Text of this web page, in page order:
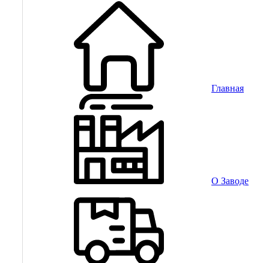
Главная
О Заводе